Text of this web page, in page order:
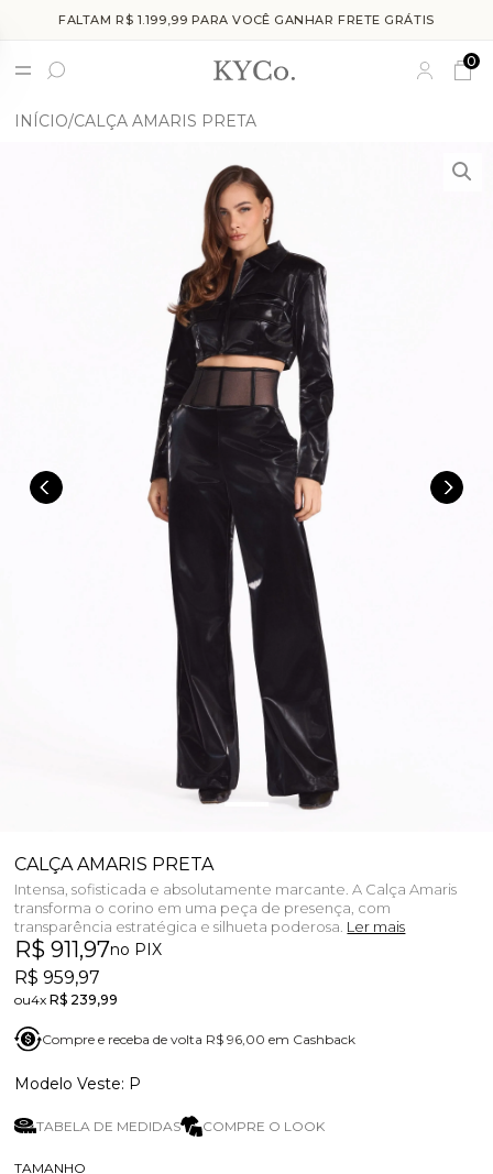
FALTAM R$ 1.199,99 PARA VOCÊ GANHAR FRETE GRÁTIS
0
INÍCIO CALÇA AMARIS PRETA
CALÇA AMARIS PRETA
Intensa, sofisticada e absolutamente marcante. A Calça Amaris
transforma o corino em uma peça de presença, com
transparência estratégica e silhueta poderosa. Ler mais
R$ 911,97no PIX
R$ 959,97
4xR$ 239,99
Compre e receba de volta R$ 96,00 em Cashback
P
TABELA DE MEDIDAS COMPRE O LOOK
TAMANHO